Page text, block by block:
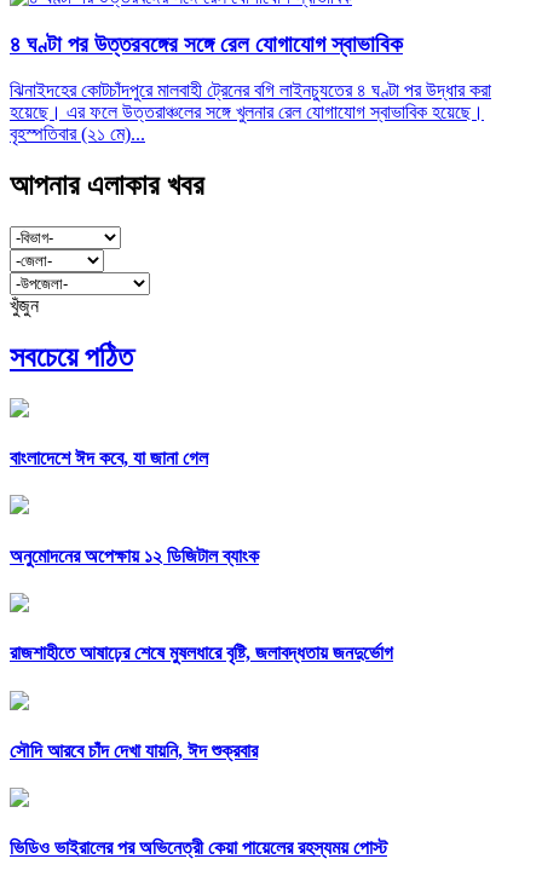
৪ ঘণ্টা পর উত্তরবঙ্গের সঙ্গে রেল যোগাযোগ স্বাভাবিক
ঝিনাইদহের কোটচাঁদপুরে মালবাহী ট্রেনের বগি লাইনচ্যুতের ৪ ঘণ্টা পর উদ্ধার করা
হয়েছে। এর ফলে উত্তরাঞ্চলের সঙ্গে খুলনার রেল যোগাযোগ স্বাভাবিক হয়েছে।
বৃহস্পতিবার (২১ মে)...
আপনার এলাকার খবর
খুঁজুন
সবচেয়ে পঠিত
বাংলাদেশে ঈদ কবে, যা জানা গেল
অনুমোদনের অপেক্ষায় ১২ ডিজিটাল ব্যাংক
রাজশাহীতে আষাঢ়ের শেষে মুষলধারে বৃষ্টি, জলাবদ্ধতায় জনদুর্ভোগ
সৌদি আরবে চাঁদ দেখা যায়নি, ঈদ শুক্রবার
ভিডিও ভাইরালের পর অভিনেত্রী কেয়া পায়েলের রহস্যময় পোস্ট